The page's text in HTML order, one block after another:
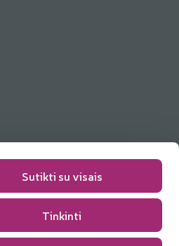
Sutikti su visais
Tinkinti
0,00 €